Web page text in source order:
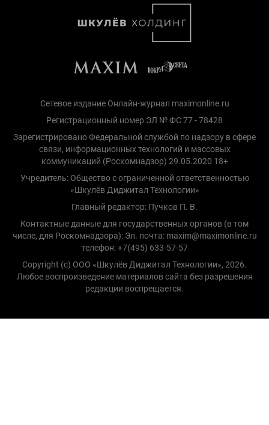
Сетевое издание Онлайн-журнал maximonline.ru
Регистрационный номер ЭЛ № ФС 77 - 78428
Зарегистрировано Федеральной службой по надзору в сфере
связи, информационных технологий и массовых
коммуникаций (Роскомнадзор) 29.05.2020 18+
Учредитель: Общество с ограниченной ответственностью
«Шкулёв Диджитал Технологии»
Главный редактор: Пучков П. В.
Контактные данные для государственных органов (в том
числе, для Роскомнадзора): Эл. почта: maxim@maximonline.ru
телефон: +7(495) 633-57-57
Copyright (с) ООО «Шкулёв Диджитал Технологии», 2026.
Любое воспроизведение материалов сайта без разрешения
редакции воспрещается.